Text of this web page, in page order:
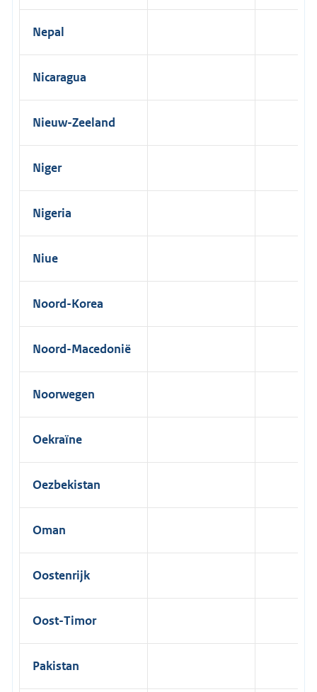
Nepal
Nicaragua
Nieuw-Zeeland
Niger
Nigeria
Niue
Noord-Korea
Noord-Macedonië
Noorwegen
Oekraïne
Oezbekistan
Oman
Oostenrijk
Oost-Timor
Pakistan